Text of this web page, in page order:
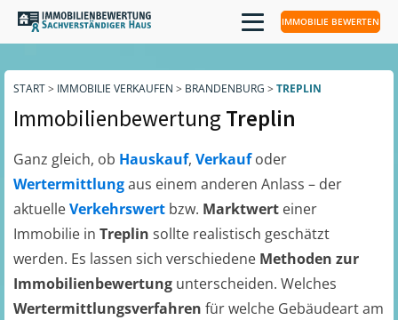
IMMOBILIE BEWERTEN
START> IMMOBILIE VERKAUFEN > BRANDENBURG > TREPLIN
ImmobilienbewertungTreplin
Ganz gleich, ob Hauskauf, Verkaufoder
Wertermittlungaus einem anderen Anlass – der
aktuelleVerkehrswert bzw. Marktwert einer
Immobilie in Treplin sollte realistisch geschätzt
werden. Es lassen sich verschiedene Methoden zur
Immobilienbewertung unterscheiden. Welches
Wertermittlungsverfahren für welche Gebäudeart am